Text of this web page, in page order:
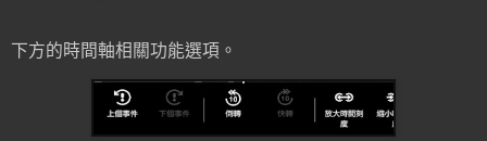
下方的時間軸相關功能選項。